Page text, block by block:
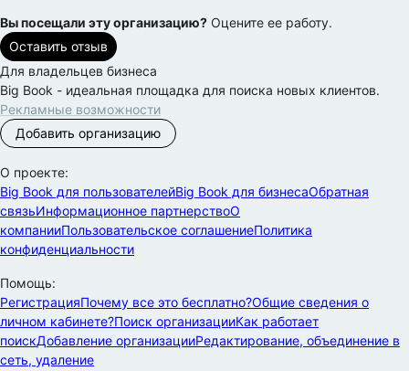
Вы посещали эту организацию? Оцените ее работу.
Оставить отзыв
Для владельцев бизнеса
Big Book - идеальная площадка для поиска новых клиентов.
Рекламные возможности
Добавить организацию
О проекте:
Big Book для пользователейBig Book для бизнесаОбратная
связьИнформационное партнерствоО
компанииПользовательское соглашениеПолитика
конфиденциальности
Помощь:
РегистрацияПочему все это бесплатно?Общие сведения о
личном кабинете?Поиск организацииКак работает
поискДобавление организацииРедактирование, объединение в
сеть, удаление